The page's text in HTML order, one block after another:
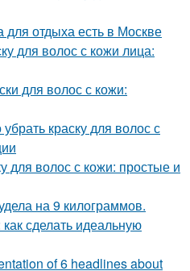
отдыха есть в Москве
для волос с кожи лица:
для волос с кожи:
краску для волос с
для волос с кожи: простые и
на 9 килограммов.
сделать идеальную
of 6 headlines about